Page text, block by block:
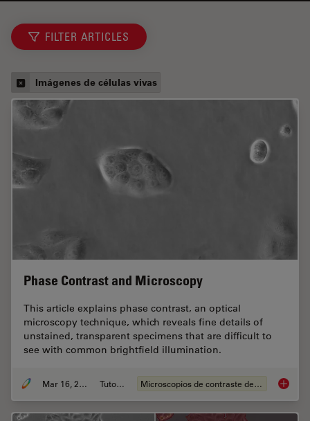
FILTER ARTICLES
Imágenes de células vivas
Phase Contrast and Microscopy
This article explains phase contrast, an optical
microscopy technique, which reveals fine details of
unstained, transparent specimens that are difficult to
see with common brightfield illumination.
Mar 16, 2023 Tutorial Microscopios de contraste de fases Phase